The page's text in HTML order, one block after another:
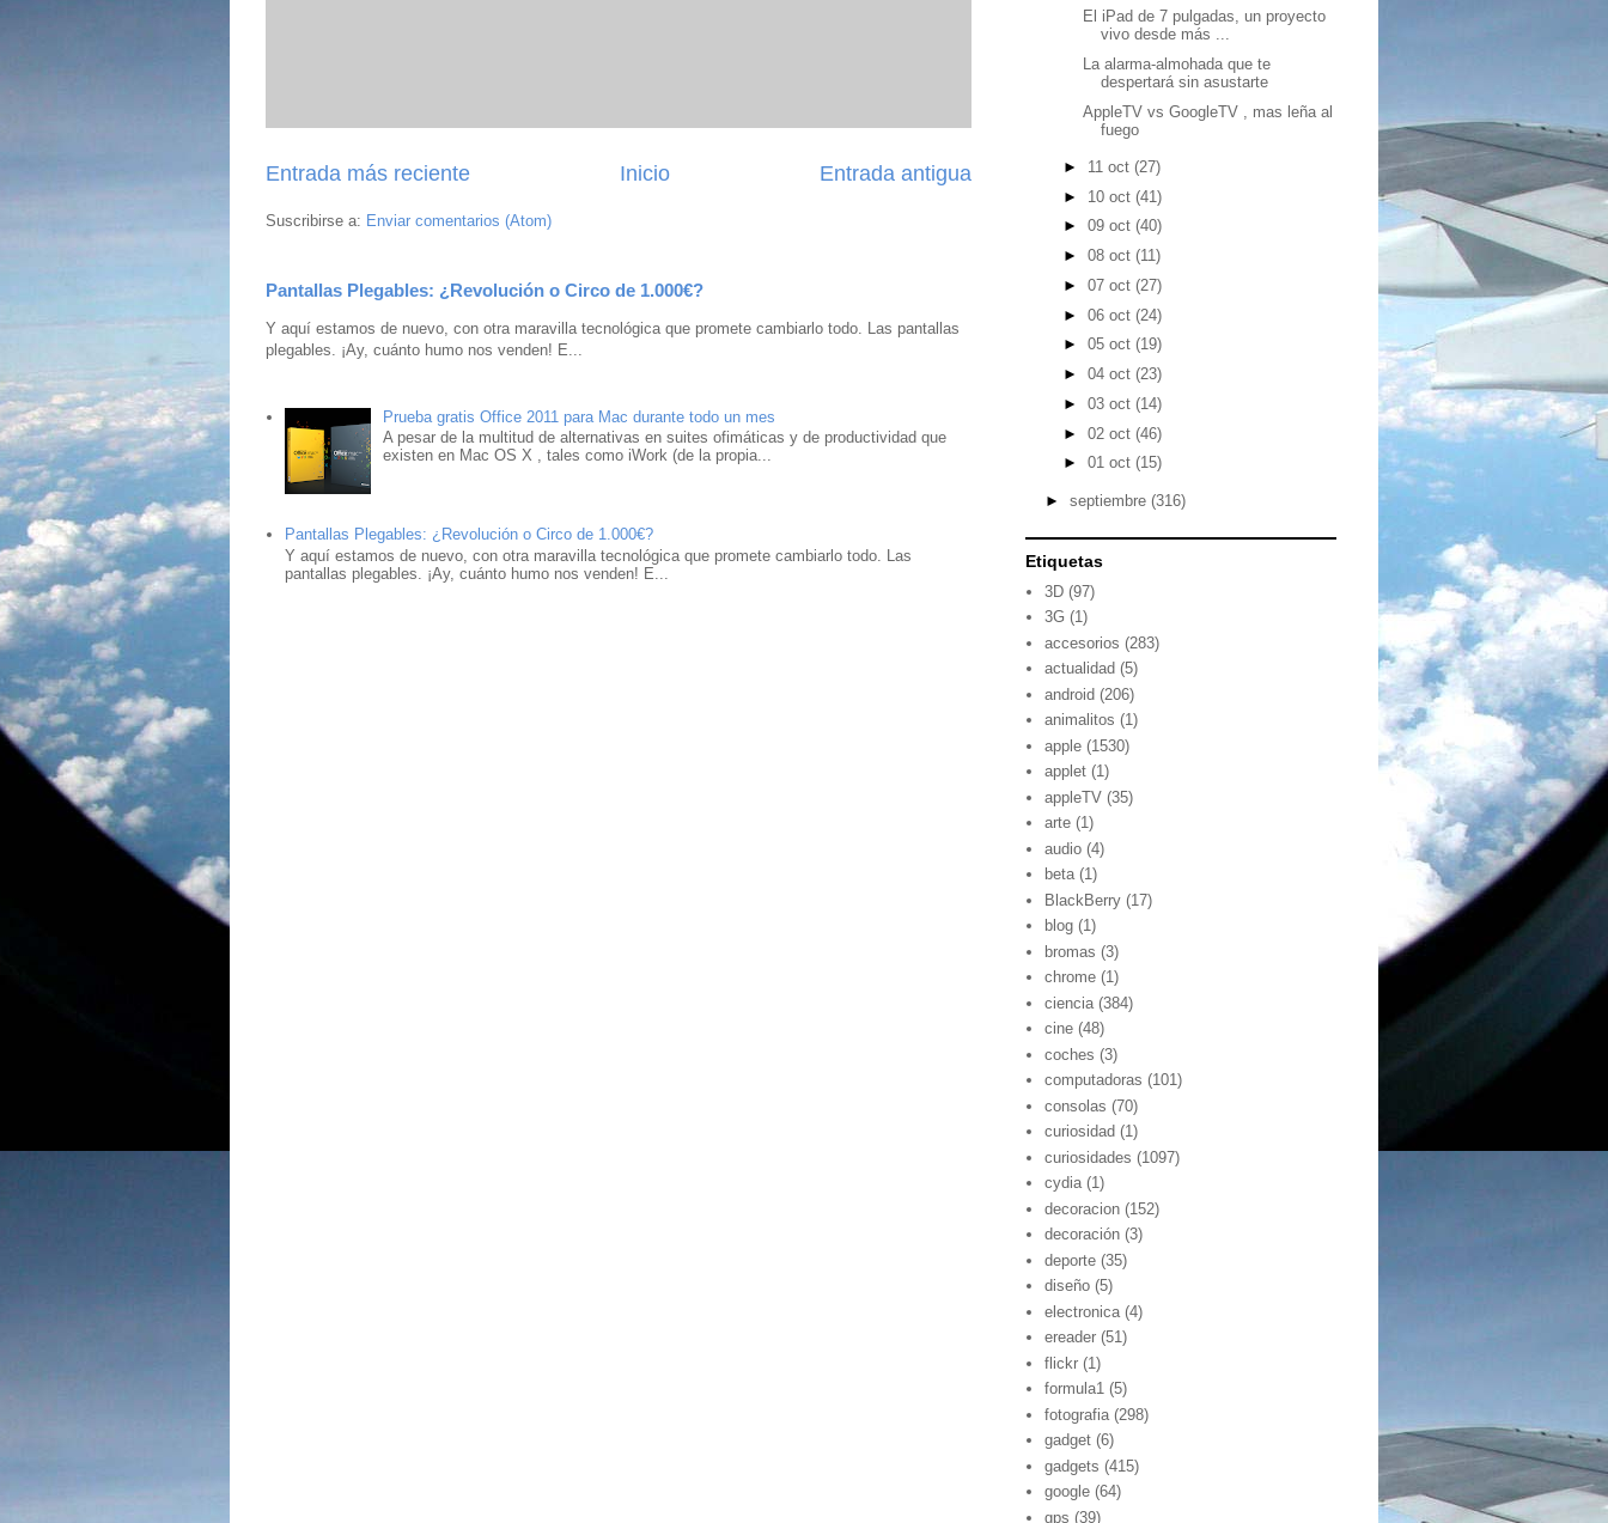
Entrada más reciente Entrada antigua
Inicio
Suscribirse a: Enviar comentarios (Atom)
Pantallas Plegables: ¿Revolución o Circo de 1.000€?
Y aquí estamos de nuevo, con otra maravilla tecnológica que promete cambiarlo todo. Las pantallas
plegables. ¡Ay, cuánto humo nos venden! E...
Prueba gratis Office 2011 para Mac durante todo un mes
A pesar de la multitud de alternativas en suites ofimáticas y de productividad que
existen en Mac OS X , tales como iWork (de la propia...
Pantallas Plegables: ¿Revolución o Circo de 1.000€?
Y aquí estamos de nuevo, con otra maravilla tecnológica que promete cambiarlo todo. Las
pantallas plegables. ¡Ay, cuánto humo nos venden! E...
El iPad de 7 pulgadas, un proyecto
vivo desde más ...
La alarma-almohada que te
despertará sin asustarte
AppleTV vs GoogleTV , mas leña al
fuego
► 11 oct(27)
► 10 oct(41)
►09 oct(40)
►08 oct(11)
►07 oct(27)
►06 oct(24)
►05 oct(19)
►04 oct(23)
►03 oct(14)
►02 oct(46)
►01 oct(15)
► septiembre (316)
Etiquetas
3D (97)
3G (1)
accesorios (283)
actualidad (5)
android (206)
animalitos (1)
apple (1530)
applet (1)
appleTV (35)
arte (1)
audio (4)
beta (1)
BlackBerry (17)
blog (1)
bromas (3)
chrome (1)
ciencia (384)
cine (48)
coches (3)
computadoras (101)
consolas (70)
curiosidad (1)
curiosidades (1097)
cydia (1)
decoracion (152)
decoración (3)
deporte (35)
diseño (5)
electronica (4)
ereader (51)
flickr (1)
formula1 (5)
fotografia (298)
gadget (6)
gadgets (415)
google (64)
gps (39)